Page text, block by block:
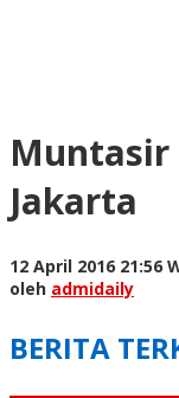
Muntasir
Jakarta
12 April 2016 21:56
oleh admidaily
BERITA